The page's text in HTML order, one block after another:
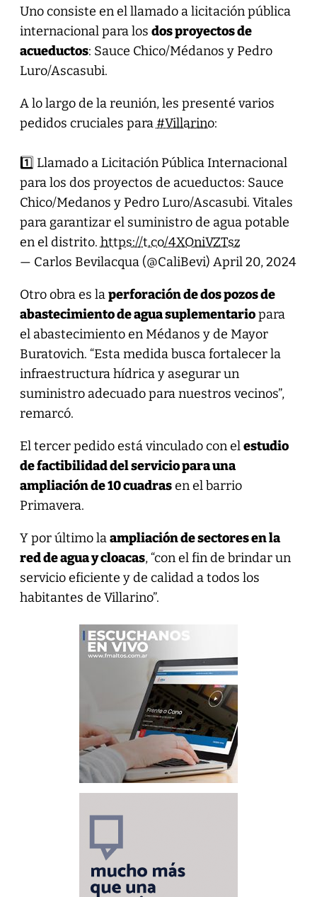
Uno consiste en el llamado a licitación pública
internacional para los dos proyectos de
acueductos: Sauce Chico/Médanos y Pedro
Luro/Ascasubi.
A lo largo de la reunión, les presenté varios
pedidos cruciales para #Villarino:
1️⃣ Llamado a Licitación Pública Internacional
para los dos proyectos de acueductos: Sauce
Chico/Medanos y Pedro Luro/Ascasubi. Vitales
para garantizar el suministro de agua potable
en el distrito. https://t.co/4XOniVZTsz
— Carlos Bevilacqua (@CaliBevi) April 20, 2024
Otro obra es laperforación de dos pozos de
abastecimiento de agua suplementariopara
el abastecimiento en Médanos y de Mayor
Buratovich. “Esta medida busca fortalecer la
infraestructura hídrica y asegurar un
suministro adecuado para nuestros vecinos”,
remarcó.
El tercer pedido está vinculado con elestudio
de factibilidad del servicio para una
ampliación de 10 cuadrasen el barrio
Primavera.
Y por último laampliación de sectores en la
red de agua y cloacas, “con el fin de brindar un
servicio eficiente y de calidad a todos los
habitantes de Villarino”.